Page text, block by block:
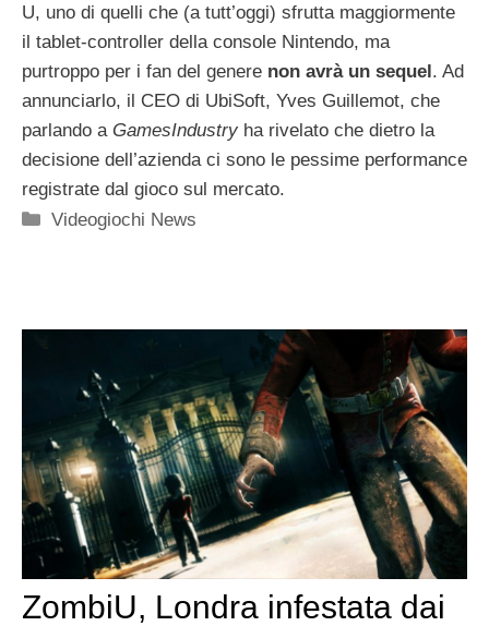
U, uno di quelli che (a tutt’oggi) sfrutta maggiormente
il tablet-controller della console Nintendo, ma
purtroppo per i fan del genere non avrà un sequel. Ad
annunciarlo, il CEO di UbiSoft, Yves Guillemot, che
parlando a GamesIndustry ha rivelato che dietro la
decisione dell’azienda ci sono le pessime performance
registrate dal gioco sul mercato.
Categorie
Videogiochi News
ZombiU, Londra infestata dai